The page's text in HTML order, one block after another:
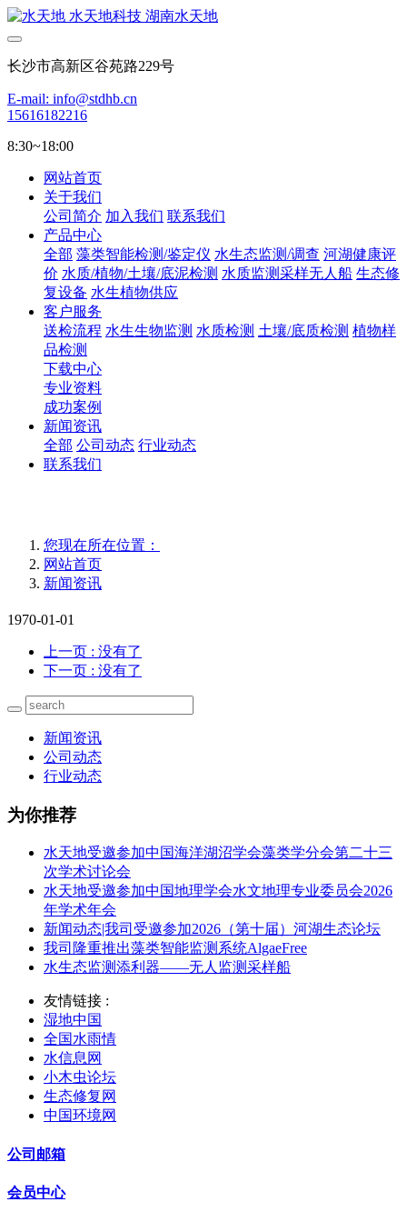
长沙市高新区谷苑路229号
E-mail: info@stdhb.cn
15616182216
8:30~18:00
网站首页
关于我们
公司简介 加入我们 联系我们
产品中心
全部 藻类智能检测/鉴定仪 水生态监测/调查 河湖健康评
价 水质/植物/土壤/底泥检测 水质监测采样无人船 生态修
复设备 水生植物供应
客户服务
送检流程 水生生物监测 水质检测 土壤/底质检测 植物样
品检测
下载中心
专业资料
成功案例
新闻资讯
全部 公司动态 行业动态
联系我们
您现在所在位置：
网站首页
新闻资讯
1970-01-01
上一页 : 没有了
下一页 : 没有了
新闻资讯
公司动态
行业动态
为你推荐
水天地受邀参加中国海洋湖沼学会藻类学分会第二十三
次学术讨论会
水天地受邀参加中国地理学会水文地理专业委员会2026
年学术年会
新闻动态|我司受邀参加2026（第十届）河湖生态论坛
我司隆重推出藻类智能监测系统AlgaeFree
水生态监测添利器——无人监测采样船
友情链接 :
湿地中国
全国水雨情
水信息网
小木虫论坛
生态修复网
中国环境网
公司邮箱
会员中心